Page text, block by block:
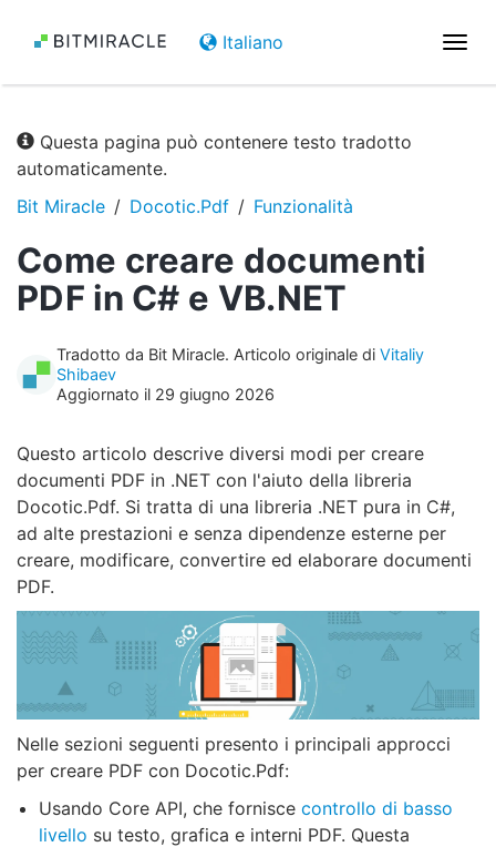
Italiano
Questa pagina può contenere testo tradotto
automaticamente.
Bit Miracle
Docotic.Pdf Funzionalità
Come creare documenti
PDF in C# e VB.NET
Tradotto da Bit Miracle. Articolo originale di Vitaliy
Shibaev
Aggiornato il 29 giugno 2026
Questo articolo descrive diversi modi per creare
documenti PDF in .NET con l'aiuto della libreria
Docotic.Pdf. Si tratta di una libreria .NET pura in C#,
ad alte prestazioni e senza dipendenze esterne per
creare, modificare, convertire ed elaborare documenti
PDF.
Nelle sezioni seguenti presento i principali approcci
per creare PDF con Docotic.Pdf:
Usando Core API, che fornisce controllo di basso
livello su testo, grafica e interni PDF. Questa